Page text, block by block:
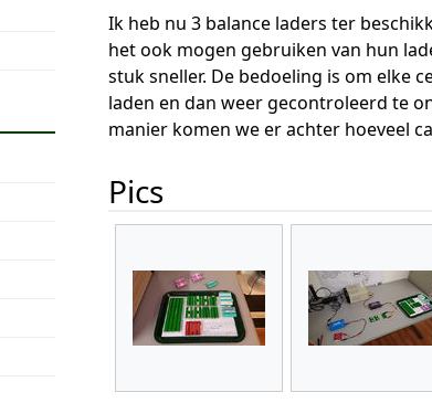
Ik heb nu 3 balance laders ter
het ook mogen gebruiken van hun
stuk sneller. De bedoeling is om elke
laden en dan weer gecontroleerd te
manier komen we er achter hoeveel
Pics